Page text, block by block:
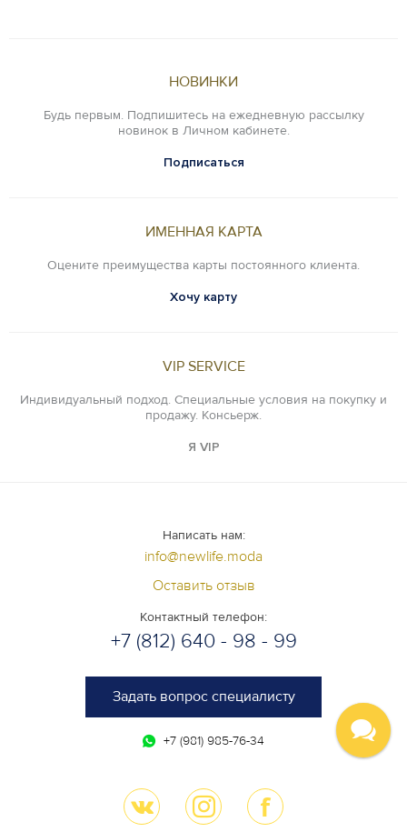
НОВИНКИ
Будь первым. Подпишитесь на ежедневную рассылку
новинок в Личном кабинете.
Подписаться
ИМЕННАЯ КАРТА
Оцените преимущества карты постоянного клиента.
Хочу карту
VIP SERVICE
Индивидуальный подход. Специальные условия на покупку и
продажу. Консьерж.
Я VIP
Написать нам:
info@newlife.moda
Оставить отзыв
Контактный телефон:
+7 (812) 640 - 98 - 99
Задать вопрос специалисту
+7 (981) 985-76-34